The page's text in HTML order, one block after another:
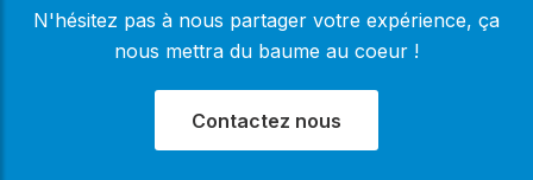
N'hésitez pas à nous partager votre expérience, ça
nous mettra du baume au coeur !
Contactez nous